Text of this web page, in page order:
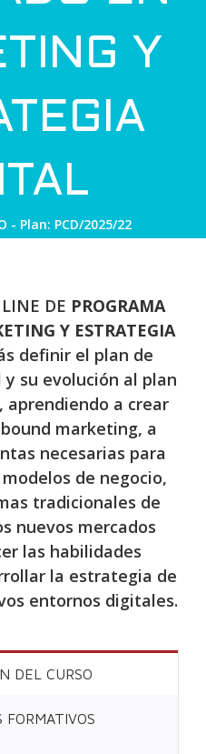
Y
- Plan: PCD/2025/22
DE PROGRAMA
Y ESTRATEGIA
definir el plan de
su evolución al plan
a crear
marketing, a
necesarias para
de negocio,
tradicionales de
nuevos mercados
las habilidades
la estrategia de
entornos digitales.
DEL CURSO
FORMATIVOS